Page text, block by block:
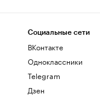
Социальные сети
ВКонтакте
Одноклассники
Telegram
Дзен